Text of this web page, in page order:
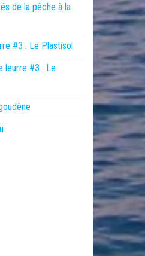
de la pêche à la
#3 : Le Plastisol
leurre #3 : Le